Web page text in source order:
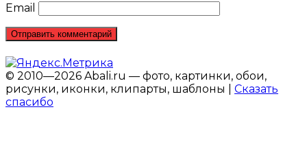
Email
© 2010—2026 Abali.ru — фото, картинки, обои,
рисунки, иконки, клипарты, шаблоны | Сказать
спасибо